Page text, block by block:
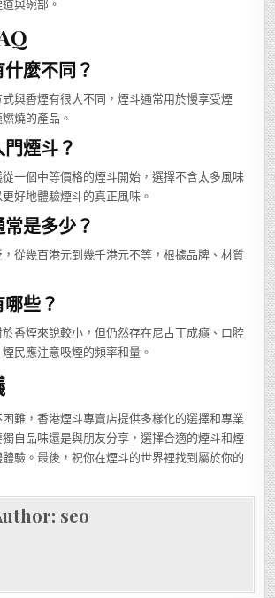
與碗部。
麼不同？
與香煙有很大不同，煙斗通常用於慢享受煙
燒的產品。
煙斗？
一個中等價格的煙斗開始，選擇不含太多風味
好地體驗煙斗的真正風味。
是多少？
從幾百港元到幾千港元不等，根據品牌、材質
些？
香煙來說較小，但仍然存在尼古丁成癮、口腔
民應注意吸煙的頻率和量。
難，香港煙斗專賣店提供多樣化的選擇和專業
自品味還是與朋友分享，選擇合適的煙斗和煙
驗。最後，祝你在煙斗的世界裡找到屬於你的
seo